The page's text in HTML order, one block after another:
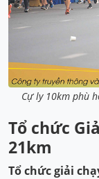
Cự ly 10km phù
Tổ chức
21km
Tổ chức giải